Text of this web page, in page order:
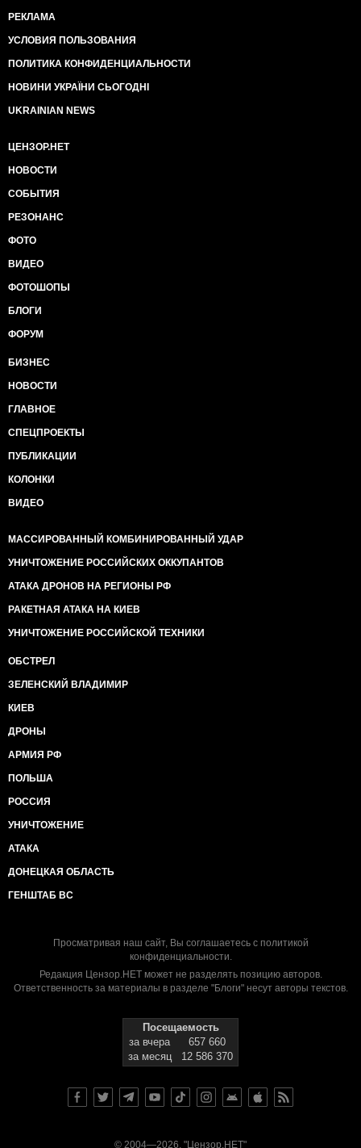
РЕКЛАМА
УСЛОВИЯ ПОЛЬЗОВАНИЯ
ПОЛИТИКА КОНФИДЕНЦИАЛЬНОСТИ
НОВИНИ УКРАЇНИ СЬОГОДНІ
UKRAINIAN NEWS
ЦЕНЗОР.НЕТ
НОВОСТИ
СОБЫТИЯ
РЕЗОНАНС
ФОТО
ВИДЕО
ФОТОШОПЫ
БЛОГИ
ФОРУМ
БИЗНЕС
НОВОСТИ
ГЛАВНОЕ
СПЕЦПРОЕКТЫ
ПУБЛИКАЦИИ
КОЛОНКИ
ВИДЕО
МАССИРОВАННЫЙ КОМБИНИРОВАННЫЙ УДАР
УНИЧТОЖЕНИЕ РОССИЙСКИХ ОККУПАНТОВ
АТАКА ДРОНОВ НА РЕГИОНЫ РФ
РАКЕТНАЯ АТАКА НА КИЕВ
УНИЧТОЖЕНИЕ РОССИЙСКОЙ ТЕХНИКИ
ОБСТРЕЛ
ЗЕЛЕНСКИЙ ВЛАДИМИР
КИЕВ
ДРОНЫ
АРМИЯ РФ
ПОЛЬША
РОССИЯ
УНИЧТОЖЕНИЕ
АТАКА
ДОНЕЦКАЯ ОБЛАСТЬ
ГЕНШТАБ ВС
Просматривая наш сайт, Вы соглашаетесь с политикой
конфиденциальности.
Редакция Цензор.НЕТ может не разделять позицию авторов.
Ответственность за материалы в разделе "Блоги" несут авторы текстов.
Посещаемость
за вчера
657 660
за месяц
12 586 370
© 2004—2026, "Цензор.НЕТ"